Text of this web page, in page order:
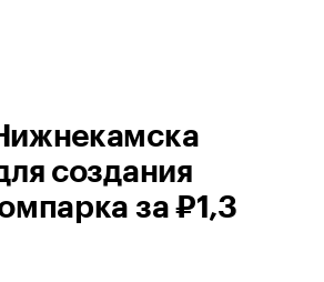
создания
за ₽1,3